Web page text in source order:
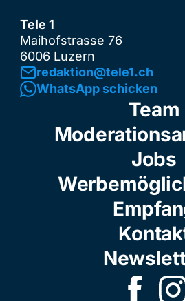
Tele 1
Maihofstrasse 76
6006 Luzern
redaktion@tele1.ch
WhatsApp schicken
Team
Jobs